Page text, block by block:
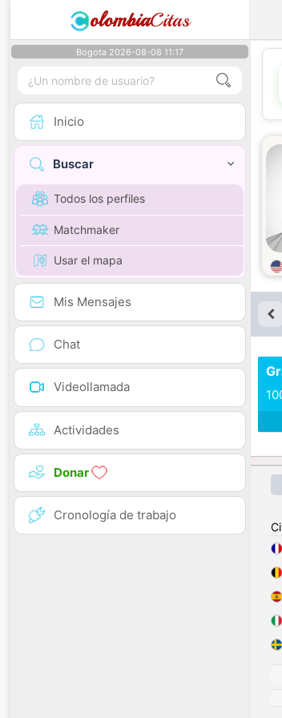
olombiaCitas
Bogota 2026-08-08 11:17
Inicio
Buscar
Todos los perfiles
Matchmaker
Usar el mapa
Mis Mensajes
Chat
Videollamada
Actividades
Donar
Cronología de trabajo